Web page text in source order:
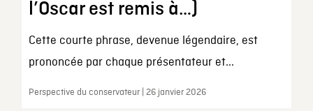
l’Oscar est remis à…)
Cette courte phrase, devenue légendaire, est
prononcée par chaque présentateur et...
Perspective du conservateur | 26 janvier 2026